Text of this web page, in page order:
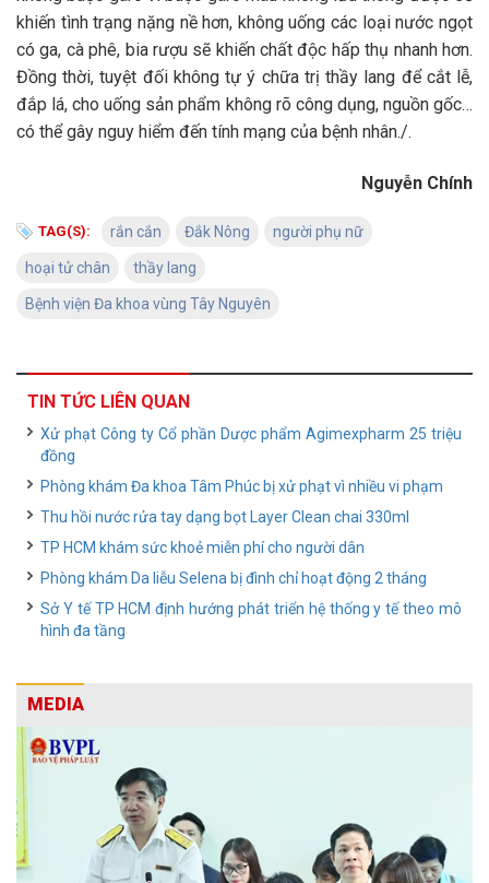
khiến tình trạng nặng nề hơn, không uống các loại nước ngọt
có ga, cà phê, bia rượu sẽ khiến chất độc hấp thụ nhanh hơn.
Đồng thời, tuyệt đối không tự ý chữa trị thầy lang để cắt lễ,
đắp lá, cho uống sản phẩm không rõ công dụng, nguồn gốc…
có thể gây nguy hiểm đến tính mạng của bệnh nhân./.
Nguyễn Chính
TAG(S): rắn cắn Đắk Nông người phụ nữ
hoại tử chân thầy lang
Bệnh viện Đa khoa vùng Tây Nguyên
TIN TỨC LIÊN QUAN
Xử phạt Công ty Cổ phần Dược phẩm Agimexpharm 25 triệu
đồng
Phòng khám Đa khoa Tâm Phúc bị xử phạt vì nhiều vi phạm
Thu hồi nước rửa tay dạng bọt Layer Clean chai 330ml
TP HCM khám sức khoẻ miễn phí cho người dân
Phòng khám Da liễu Selena bị đình chỉ hoạt động 2 tháng
Sở Y tế TP HCM định hướng phát triển hệ thống y tế theo mô
hình đa tầng
MEDIA